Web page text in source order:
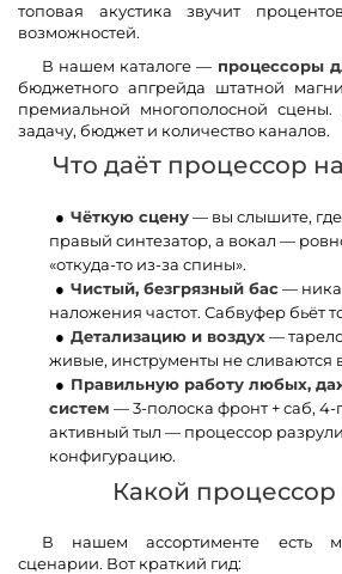
топовая акустика звучит
возможностей.
В нашем каталоге — процессоры
бюджетного апгрейда штатной
премиальной многополосной
задачу, бюджет и количество каналов.
Что даёт процессор
Чёткую сцену— вы слышите, где
правый синтезатор, а вокал —
«откуда-то из-за спины».
Чистый, безгрязный бас—
наложения частот. Сабвуфер бьёт
Детализацию и воздух—
живые, инструменты не сливаются
Правильную работу любых,
систем — 3-полоска фронт + саб,
активный тыл — процессор
конфигурацию.
Какой процессор
В нашем ассортименте есть
сценарии. Вот краткий гид: